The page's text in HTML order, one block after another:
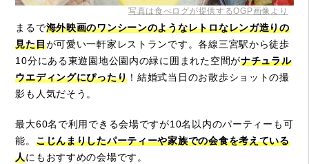
写真は食べログが提供するOGP画像より
まるで海外映画のワンシーンのようなレトロなレンガ造りの
見た目が可愛い一軒家レストランです。各線三宮駅から徒歩
10分にある東遊園地公園内の緑に囲まれた空間がナチュラル
ウエディングにぴったり ！結婚式当日のお散歩ショットの撮
影も人気だそう。
最大60名で利用できる会場ですが10名以内のパーティーも可
能。 こじんまりしたパーティーや家族での会食を考えている
人にもおすすめの会場です。